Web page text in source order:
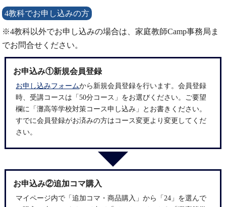
4教科でお申し込みの方
※4教科以外でお申し込みの場合は、家庭教師Camp事務局ま
でお問合せください。
お申込み①新規会員登録
お申し込みフォームから新規会員登録を行います。会員登録
時、受講コースは「50分コース」をお選びください。ご要望
欄に「灘高等学校対策コース申し込み」とお書きください。
すでに会員登録がお済みの方はコース変更より変更してくだ
さい。
お申込み②追加コマ購入
マイページ内で「追加コマ・商品購入」から「24」を選んで